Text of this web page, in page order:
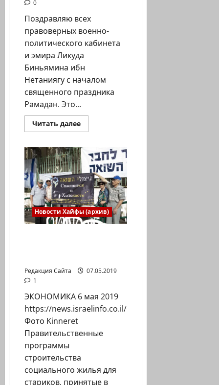
0
Поздравляю всех
правоверных военно-
политического кабинета
и эмира Ликуда
Биньямина ибн
Нетаниягу с началом
священного праздника
Рамадан. Это...
Читать далееПрочитать
больше
войной
и
позором
Новости Хайфы (архив)
Редакция Сайта
07.05.2019
1
ЭКОНОМИКА 6 мая 2019
https://news.israelinfo.co.il/economy/79343
Фото Kinneret
Правительственные
программы
строительства
социального жилья для
стариков, принятые в